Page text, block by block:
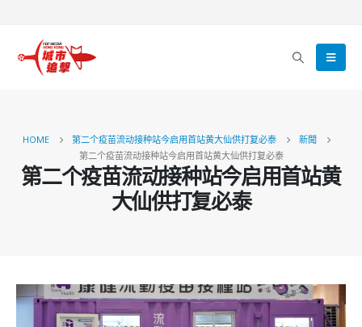
HOME 第二个疫苗流动接种站今启用首站黄大仙供打复必泰
新聞
第二个疫苗流动接种站今启用首站黄大仙供打复必泰
第二个疫苗流动接种站今启用首站黄
大仙供打复必泰